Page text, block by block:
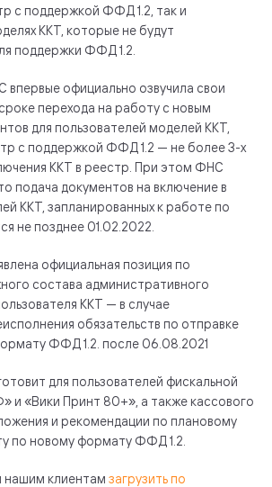
с поддержкой ФФД 1.2, так и
ККТ, которые не будут
поддержки ФФД 1.2.
официально озвучила свои
перехода на работу с новым
для пользователей моделей ККТ,
с поддержкой ФФД 1.2 — не более 3-х
ККТ в реестр. При этом ФНС
подача документов на включение в
ККТ, запланированных к работе по
не позднее 01.02.2022.
официальная позиция по
состава административного
ККТ — в случае
обязательств по отправке
ФФД 1.2. после 06.08.2021
для пользователей фискальной
и «Вики Принт 80+», а также кассового
и рекомендации по плановому
по новому формату ФФД 1.2.
нашим клиентам загрузить по